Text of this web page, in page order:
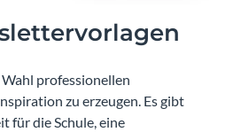
professionellen
zu erzeugen. Es gibt
für die Schule, eine